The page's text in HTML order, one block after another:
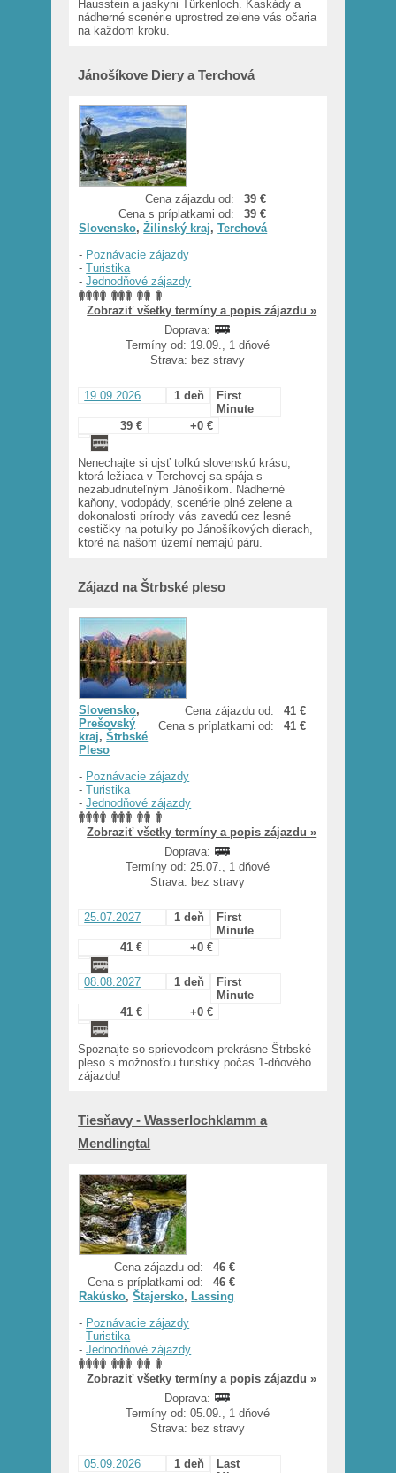
Hausstein a jaskyni Türkenloch. Kaskády a
nádherné scenérie uprostred zelene vás očaria
na každom kroku.
Jánošíkove Diery a Terchová
Cena zájazdu od:
39 €
Cena s príplatkami od:
39 €
Slovensko,Žilinský kraj,Terchová
- Poznávacie zájazdy
-Turistika
-Jednodňové zájazdy
Zobraziť všetky termíny a popis zájazdu »
Doprava:
Termíny od: 19.09., 1 dňové
Strava: bez stravy
19.09.2026 1 deň
First
Minute
39 €
+0 €
Nenechajte si ujsť toľkú slovenskú krásu,
ktorá ležiaca v Terchovej sa spája s
nezabudnuteľným Jánošíkom. Nádherné
kaňony, vodopády, scenérie plné zelene a
dokonalosti prírody vás zavedú cez lesné
cestičky na potulky po Jánošíkových dierach,
ktoré na našom území nemajú páru.
Zájazd na Štrbské pleso
Cena zájazdu od:
41 €
Cena s príplatkami od:
41 €
Slovensko,
Prešovský
kraj,Štrbské
Pleso
- Poznávacie zájazdy
-Turistika
-Jednodňové zájazdy
Zobraziť všetky termíny a popis zájazdu »
Doprava:
Termíny od: 25.07., 1 dňové
Strava: bez stravy
25.07.2027 1 deň
First
Minute
41 €
+0 €
08.08.2027 1 deň
First
Minute
41 €
+0 €
Spoznajte so sprievodcom prekrásne Štrbské
pleso s možnosťou turistiky počas 1-dňového
zájazdu!
Tiesňavy - Wasserlochklamm a
Mendlingtal
Cena zájazdu od:
46 €
Cena s príplatkami od:
46 €
Rakúsko,Štajersko, Lassing
- Poznávacie zájazdy
-Turistika
-Jednodňové zájazdy
Zobraziť všetky termíny a popis zájazdu »
Doprava:
Termíny od: 05.09., 1 dňové
Strava: bez stravy
05.09.2026 1 deň
Last